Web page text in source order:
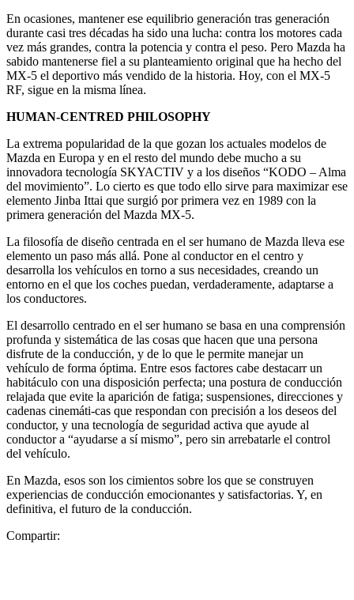
En ocasiones, mantener ese equilibrio generación tras generación
durante casi tres décadas ha sido una lucha: contra los motores cada
vez más grandes, contra la potencia y contra el peso. Pero Mazda ha
sabido mantenerse fiel a su planteamiento original que ha hecho del
MX-5 el deportivo más vendido de la historia. Hoy, con el MX-5
RF, sigue en la misma línea.
HUMAN-CENTRED PHILOSOPHY
La extrema popularidad de la que gozan los actuales modelos de
Mazda en Europa y en el resto del mundo debe mucho a su
innovadora tecnología SKYACTIV y a los diseños “KODO – Alma
del movimiento”. Lo cierto es que todo ello sirve para maximizar ese
elemento Jinba Ittai que surgió por primera vez en 1989 con la
primera generación del Mazda MX-5.
La filosofía de diseño centrada en el ser humano de Mazda lleva ese
elemento un paso más allá. Pone al conductor en el centro y
desarrolla los vehículos en torno a sus necesidades, creando un
entorno en el que los coches puedan, verdaderamente, adaptarse a
los conductores.
El desarrollo centrado en el ser humano se basa en una comprensión
profunda y sistemática de las cosas que hacen que una persona
disfrute de la conducción, y de lo que le permite manejar un
vehículo de forma óptima. Entre esos factores cabe destacarr un
habitáculo con una disposición perfecta; una postura de conducción
relajada que evite la aparición de fatiga; suspensiones, direcciones y
cadenas cinemáti-cas que respondan con precisión a los deseos del
conductor, y una tecnología de seguridad activa que ayude al
conductor a “ayudarse a sí mismo”, pero sin arrebatarle el control
del vehículo.
En Mazda, esos son los cimientos sobre los que se construyen
experiencias de conducción emocionantes y satisfactorias. Y, en
definitiva, el futuro de la conducción.
Compartir: